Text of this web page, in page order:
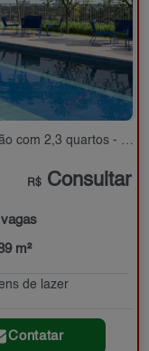
quartos - 59 a 89 m²
R$ Consultar
m²
de lazer
Contatar